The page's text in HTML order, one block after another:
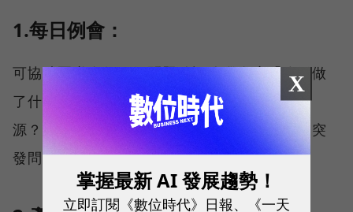
1.每日例會：
可協助團隊進行三個問題確認追蹤進度「昨天做
了什麼？今天做了什麼？需要什麼協助或資
源？」，此三個問句可有效提升轉型執行中的突
發問題因應與跨部門資源整合。
X
掌握最新 AI 發展趨勢！
立即訂閱《數位時代》日報、《一天